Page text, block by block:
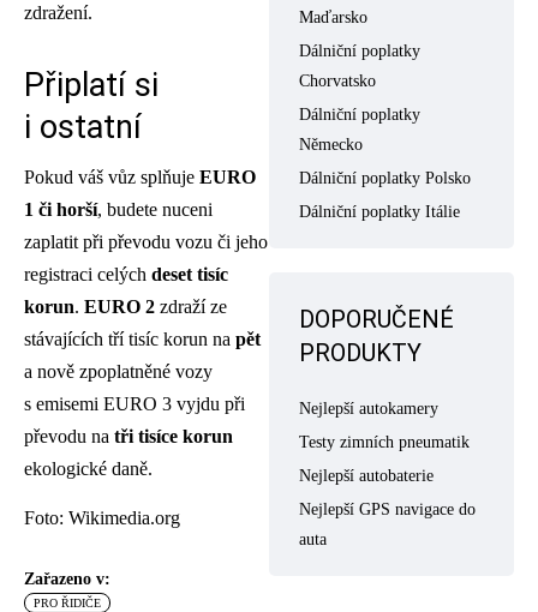
zdražení.
Připlatí si
i ostatní
Pokud váš vůz splňuje EURO
1 či horší, budete nuceni
zaplatit při převodu vozu či jeho
registraci celých deset tisíc
korun. EURO 2 zdraží ze
stávajících tří tisíc korun na pět
a nově zpoplatněné vozy
s emisemi EURO 3 vyjdu při
převodu na tři tisíce korun
ekologické daně.
Foto: Wikimedia.org
Zařazeno v:
PRO ŘIDIČE
Maďarsko
Dálniční poplatky
Chorvatsko
Dálniční poplatky
Německo
Dálniční poplatky Polsko
Dálniční poplatky Itálie
DOPORUČENÉ
PRODUKTY
Nejlepší autokamery
Testy zimních pneumatik
Nejlepší autobaterie
Nejlepší GPS navigace do
auta